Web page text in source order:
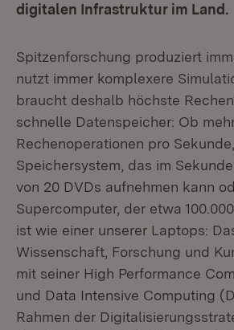
digitalen Infrastruktur im Land.
Spitzenforschung produziert
nutzt immer komplexere
braucht deshalb höchste
schnelle Datenspeicher: Ob
Rechenoperationen pro
Speichersystem, das im
von 20 DVDs aufnehmen kann
Supercomputer, der etwa
ist wie einer unserer Laptops:
Wissenschaft, Forschung und
mit seiner High Performance
und Data Intensive Computing
Rahmen der